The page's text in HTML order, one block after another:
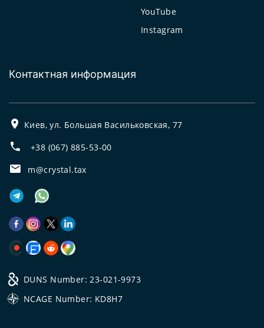
YouTube
Instagram
Контактная информация
Киев, ул. Большая Васильковская, 77
+38 (067) 885-53-00
m@crystal.tax
DUNS Number: 23-021-9973
NCAGE Number: KD8H7